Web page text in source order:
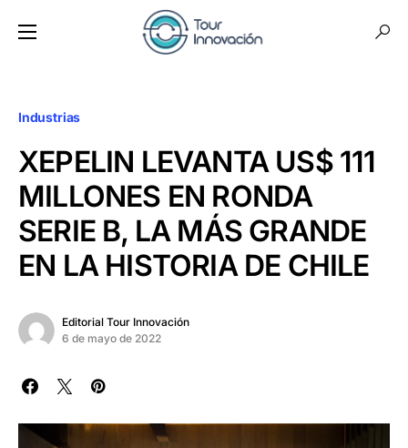
Industrias
XEPELIN LEVANTA US$ 111
MILLONES EN RONDA
SERIE B, LA MÁS GRANDE
EN LA HISTORIA DE CHILE
Editorial Tour Innovación
6 de mayo de 2022